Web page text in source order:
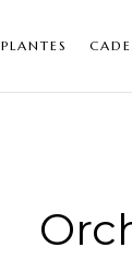
PLANTES